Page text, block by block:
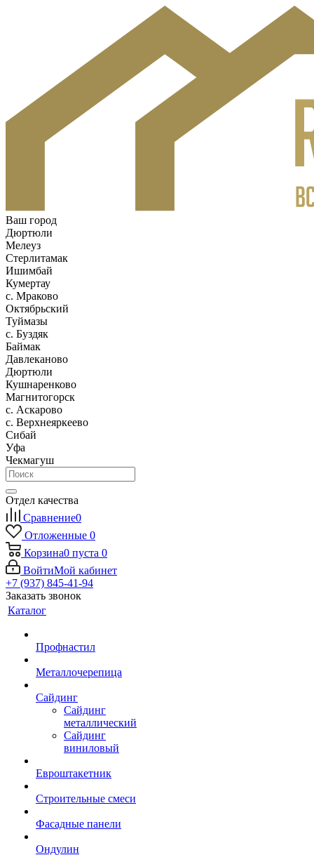
Ваш город
Дюртюли
Мелеуз
Стерлитамак
Ишимбай
Кумертау
c. Мраково
Октябрьский
Туймазы
c. Буздяк
Баймак
Давлеканово
Дюртюли
Кушнаренково
Магнитогорск
с. Аскарово
с. Верхнеяркеево
Сибай
Уфа
Чекмагуш
Отдел качества
Сравнение0
Отложенные 0
Корзина0 пуста 0
ВойтиМой кабинет
+7 (937) 845-41-94
Заказать звонок
Каталог
Профнастил
Металлочерепица
Сайдинг
Сайдинг
металлический
Сайдинг
виниловый
Евроштакетник
Строительные смеси
Фасадные панели
Ондулин